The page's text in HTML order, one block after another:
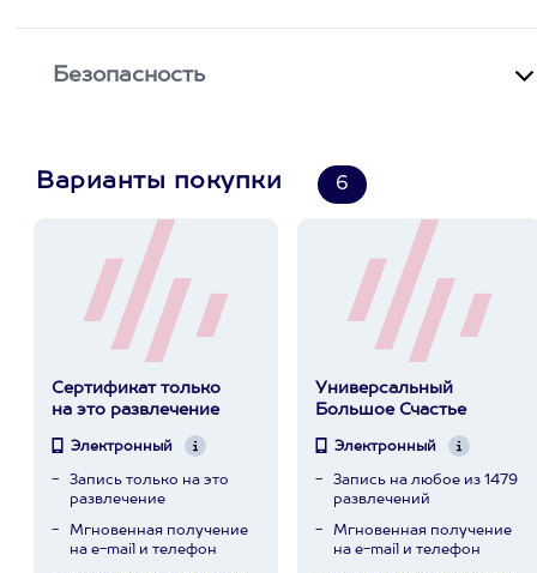
Безопасность
Варианты покупки 6
Сертификат только
на это развлечение
Электронный
Запись только на это
развлечение
Мгновенная получение
на e-mail и телефон
Универсальный
Большое Счастье
Электронный
Запись на любое из 1479
развлечений
Мгновенная получение
на e-mail и телефон